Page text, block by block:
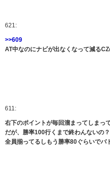
621:
>>609
AT中なのにナビが出なくなって減るCZ
611:
右下のポイントが毎回溜まってしまっ
だが、勝率100行くまで終わんないの？
全員揃ってるしもう勝率80ぐらいでバ